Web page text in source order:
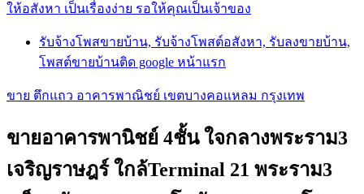
ให้อสังหา เป็นเรื่องง่าย รอให้คุณเป็นเจ้าของ
รับจ้างโพสขายบ้าน, รับจ้างโพสต์อสังหา, รับลงขายบ้าน,
โพสต์ขายบ้านติด google หน้าแรก
ขาย ตึกแถว อาคารพาณิชย์ เขตบางคอแหลม กรุงเทพ
ขายอาคารพานิชย์ 4ชั้น ใจกลางพระราม3
เจริญราษฎร์ ใกล้Terminal 21 พระราม3